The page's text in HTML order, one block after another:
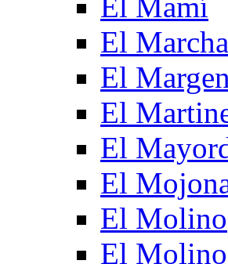
El
El Margen
El
El
El
El Molino
El Molino